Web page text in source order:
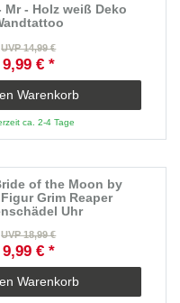
- Holz weiß Deko
UVP 14,99 €
9,99 € *
Warenkorb
ca. 2-4 Tage
of the Moon by
Grim Reaper
Uhr
UVP 18,99 €
9,99 € *
Warenkorb